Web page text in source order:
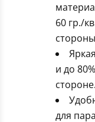
60 гр./
и до
стороне.
для